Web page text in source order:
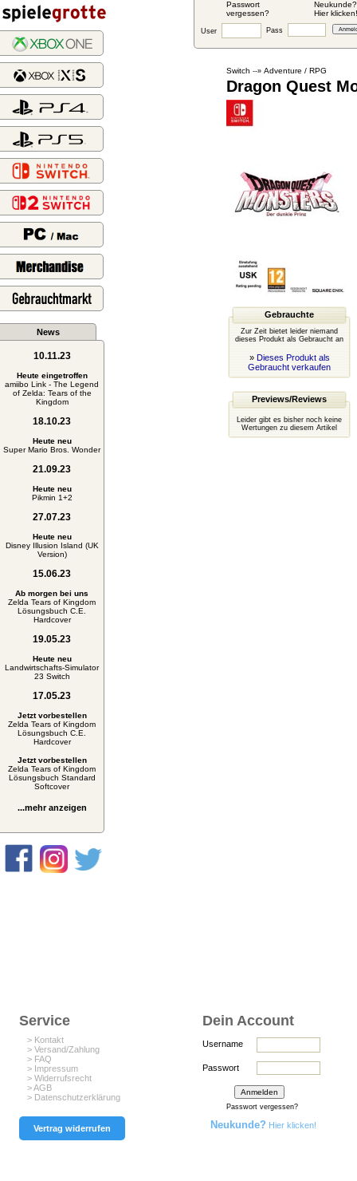
Passwort
vergessen?
Neukunde?
Hier klicken!
User Pass
News
10.11.23
Heute eingetroffen
amiibo Link - The Legend
of Zelda: Tears of the
Kingdom
18.10.23
Heute neu
Super Mario Bros. Wonder
21.09.23
Heute neu
Pikmin 1+2
27.07.23
Heute neu
Disney Illusion Island (UK
Version)
15.06.23
Ab morgen bei uns
Zelda Tears of Kingdom
Lösungsbuch C.E.
Hardcover
19.05.23
Heute neu
Landwirtschafts-Simulator
23 Switch
17.05.23
Jetzt vorbestellen
Zelda Tears of Kingdom
Lösungsbuch C.E.
Hardcover
Jetzt vorbestellen
Zelda Tears of Kingdom
Lösungsbuch Standard
Softcover
...mehr anzeigen
Switch --» Adventure / RPG
Dragon Quest
Gebrauchte
Zur Zeit bietet leider niemand
dieses Produkt als Gebraucht an
» Dieses Produkt als
Gebraucht verkaufen
Previews/Reviews
Leider gibt es bisher noch keine
Wertungen zu diesem Artikel
Service
> Kontakt
> Versand/Zahlung
> FAQ
> Impressum
> Widerrufsrecht
> AGB
> Datenschutzerklärung
Vertrag widerrufen
Dein Account
Username
Passwort
Passwort vergessen?
Neukunde? Hier klicken!